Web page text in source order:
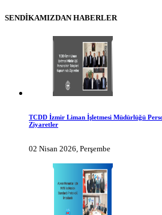
SENDİKAMIZDAN HABERLER
TCDD İzmir Liman İşletmesi Müdürlüğü
Ziyaretler
02 Nisan 2026, Perşembe